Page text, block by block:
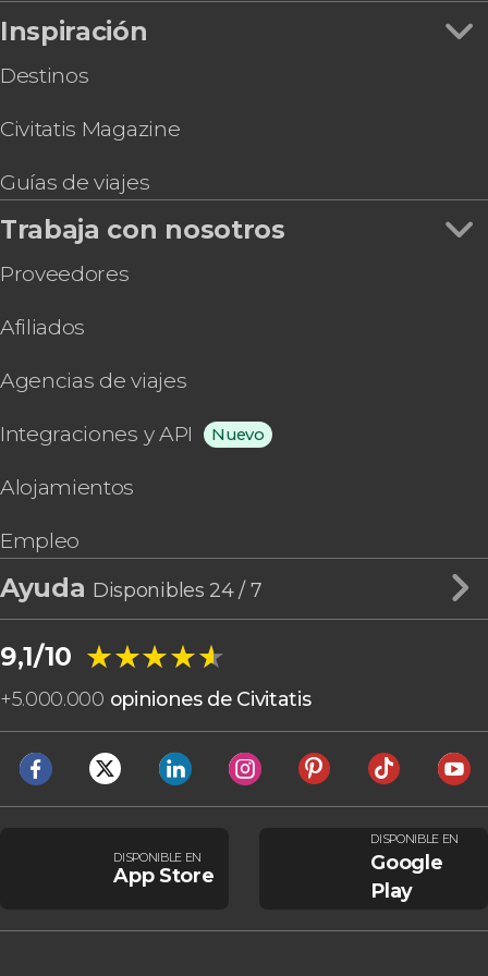
Experience
Inspiración
Destinos
Civitatis Magazine
Guías de viajes
Trabaja con nosotros
Proveedores
Afiliados
Agencias de viajes
Integraciones y API Nuevo
Alojamientos
Empleo
Ayuda Disponibles 24 / 7
9,1/10 ★★★★★
★★★★★
+5.000.000 opiniones de Civitatis
DISPONIBLE EN
App Store
DISPONIBLE EN
Google
Play